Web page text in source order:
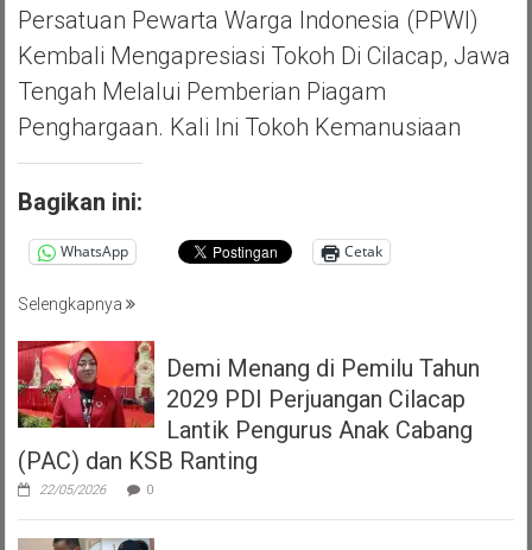
Persatuan Pewarta Warga Indonesia (PPWI)
Kembali Mengapresiasi Tokoh Di Cilacap, Jawa
Tengah Melalui Pemberian Piagam
Penghargaan. Kali Ini Tokoh Kemanusiaan
Bagikan ini:
WhatsApp Cetak
Selengkapnya
Demi Menang di Pemilu Tahun
2029 PDI Perjuangan Cilacap
Lantik Pengurus Anak Cabang
(PAC) dan KSB Ranting
22/05/2026 0